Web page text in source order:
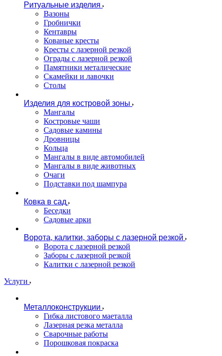
Ритуальные изделия
Вазоны
Гробнички
Кентавры
Кованые кресты
Кресты с лазерной резкой
Ограды с лазерной резкой
Памятники металические
Скамейки и лавочки
Столы
Изделия для костровой зоны
Мангалы
Костровые чаши
Садовые камины
Дровницы
Кольца
Мангалы в виде автомобилей
Мангалы в виде животных
Очаги
Подставки под шампура
Ковка в сад
Беседки
Садовые арки
Ворота, калитки, заборы с лазерной резкой
Ворота с лазерной резкой
Заборы с лазерной резкой
Калитки с лазерной резкой
Услуги
Металлоконструкции
Гибка листового маеталла
Лазерная резка металла
Сварочные работы
Порошковая покраска